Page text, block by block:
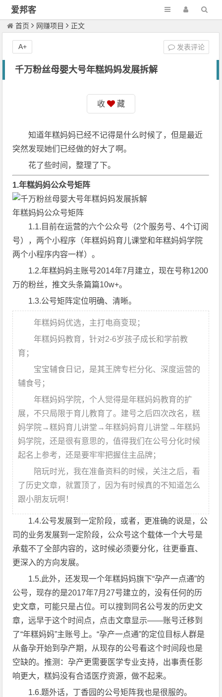
爱邦客
首页 网赚项目 正文
千万粉丝母婴大号年糕妈妈发展拆解
发表评论
A+
收 藏
知道年糕妈妈已经不记得是什么时候了，但是最近
突然发现她们已经做的好大了啊。
花了些时间，整理了下。
1.年糕妈妈公众号矩阵
年糕妈妈公众号矩阵
1.1.目前在运营的六个公众号（2个服务号、4个订阅
号），两个小程序（年糕妈妈育儿课堂和年糕妈妈学院
两个小程序内容一样）。
1.2.年糕妈妈主账号2014年7月建立，现在号称1200
万的粉丝，推文头条篇篇10w+。
1.3.公号矩阵定位明确、清晰。
年糕妈妈优选，主打电商变现；
年糕妈妈教育，针对2-6岁孩子成长和学前教
育；
宝宝辅食日记，是其王牌专栏分化、深度运营的
辅食号；
年糕妈妈学院，个人觉得是年糕妈妈教育的扩
展，不只局限于育儿教育了。建号之后四次改名，糕
妈学院→糕妈育儿讲堂→年糕妈妈育儿讲堂→年糕妈
妈学院，还是很有意思的，值得我们在公号分化时候
起名上参考，还是要牢牢把握住主品牌；
陪玩时光，我在准备资料的时候，关注之后，看
了历史文章，就置顶了，因为有时候真的不知道怎么
跟小朋友玩啊！
1.4.公号发展到一定阶段，或者，更准确的说是，公
司的业务发展到一定阶段，公众号这个载体一个大号是
承载不了全部内容的，这时候必须要分化，往更垂直、
更深入的方向发展。
1.5.此外，还发现一个年糕妈妈旗下“孕产一点通”的
公号，现存的是2017年7月27号建立的，没有任何的历
史文章，可能只是占位。可以搜到同名公号发的历史文
章，远早于这个时间点，点击文章显示——账号迁移到
了“年糕妈妈”主账号上。“孕产一点通”的定位目标人群是
从备孕开始到孕产期，从现存的公号看这个时间段也是
空缺的。推测：孕产更需要医学专业支持，出事责任影
响更大，糕妈没有合适医疗资源，做不起来。
1.6.题外话，丁香园的公号矩阵我也是很服的。